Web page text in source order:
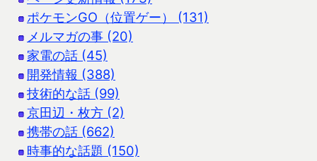
ポケモンGO（位置ゲー） (131)
メルマガの事 (20)
家電の話 (45)
開発情報 (388)
技術的な話 (99)
京田辺・枚方 (2)
携帯の話 (662)
時事的な話題 (150)